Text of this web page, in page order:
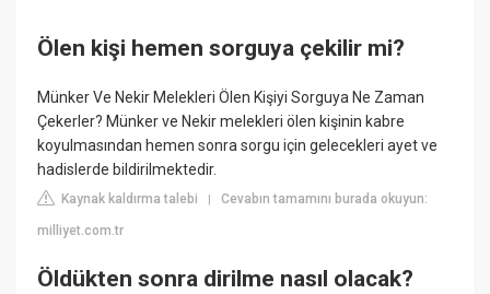
Ölen kişi hemen sorguya çekilir mi?
Münker Ve Nekir Melekleri Ölen Kişiyi Sorguya Ne Zaman
Çekerler? Münker ve Nekir melekleri ölen kişinin kabre
koyulmasından hemen sonra sorgu için gelecekleri ayet ve
hadislerde bildirilmektedir.
Kaynak kaldırma talebi |Cevabın tamamını burada okuyun:
milliyet.com.tr
Öldükten sonra dirilme nasıl olacak?